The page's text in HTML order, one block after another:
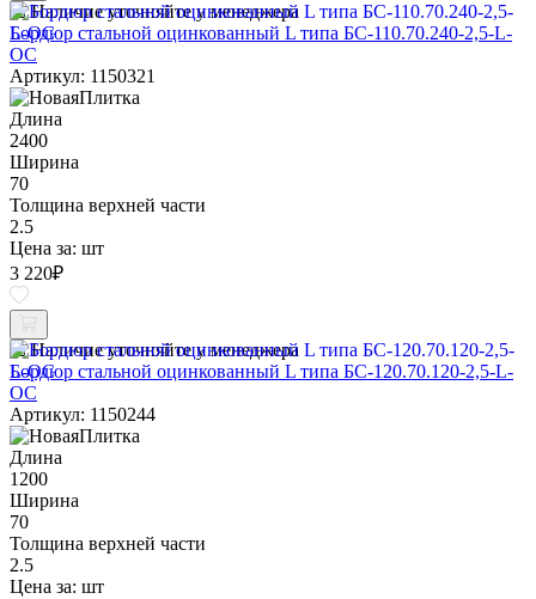
Наличие уточняйте у менеджера
Бордюр стальной оцинкованный L типа БС-110.70.240-2,5-L-
ОС
Артикул: 1150321
Длина
2400
Ширина
70
Толщина верхней части
2.5
Цена за: шт
3 220₽
Наличие уточняйте у менеджера
Бордюр стальной оцинкованный L типа БС-120.70.120-2,5-L-
ОС
Артикул: 1150244
Длина
1200
Ширина
70
Толщина верхней части
2.5
Цена за: шт